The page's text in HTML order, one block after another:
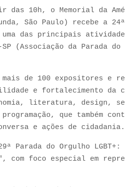
10h, o Memorial da
São Paulo) recebe a
das principais
(Associação da Parada do
de 100 expositores e
e fortalecimento da
literatura, design,
que também
e ações de cidadania.
Parada do Orgulho LGBT+:
com foco especial em